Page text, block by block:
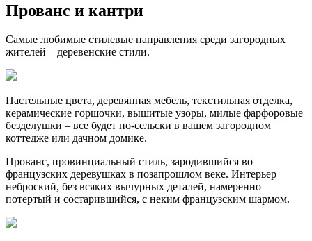
Прованс и кантри
Самые любимые стилевые направления среди загородных
жителей – деревенские стили.
Пастельные цвета, деревянная мебель, текстильная отделка,
керамические горшочки, вышитые узоры, милые фарфоровые
безделушки – все будет по-сельски в вашем загородном
коттедже или дачном домике.
Прованс, провинциальный стиль, зародившийся во
французских деревушках в позапрошлом веке. Интерьер
неброский, без всяких вычурных деталей, намеренно
потертый и состарившийся, с неким французским шармом.